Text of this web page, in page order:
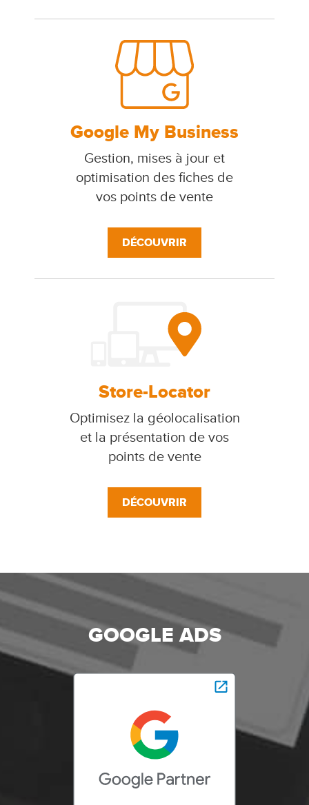
Google My Business
Gestion, mises à jour et
optimisation des fiches de
vos points de vente
DÉCOUVRIR
Store-Locator
Optimisez la géolocalisation
et la présentation de vos
points de vente
DÉCOUVRIR
GOOGLE ADS